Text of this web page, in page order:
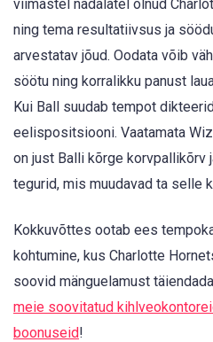
viimastel nädalatel olnud
ning tema resultatiivsus ja
arvestatav jõud. Oodata võib
söötu ning korralikku panust
Kui Ball suudab tempot
eelispositsiooni. Vaatamata
on just Balli kõrge korvpallikõrv
tegurid, mis muudavad ta selle
Kokkuvõttes ootab ees
kohtumine, kus Charlotte
soovid mänguelamust
meie soovitatud
boonuseid!